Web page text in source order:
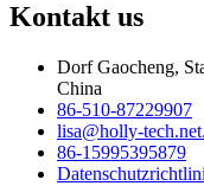
Kontakt us
Dorf Gaocheng,
China
86-510-87229907
lisa@holly-
86-15995395879